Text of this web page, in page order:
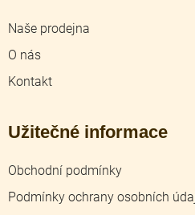
Naše prodejna
O nás
Kontakt
Užitečné informace
Obchodní podmínky
Podmínky ochrany osobních